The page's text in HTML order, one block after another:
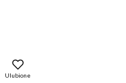
Ulubione